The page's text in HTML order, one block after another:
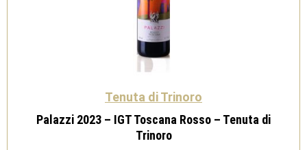
Tenuta di Trinoro
Palazzi 2023 – IGT Toscana Rosso – Tenuta di
Trinoro